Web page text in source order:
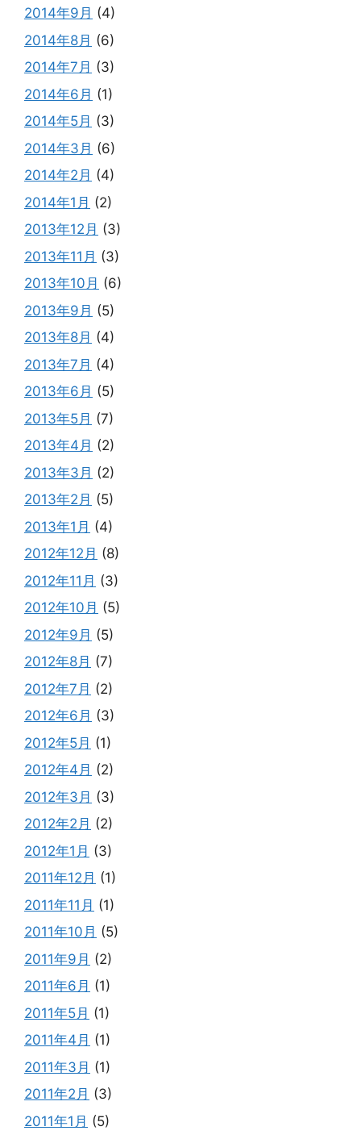
2014年9月 (4)
2014年8月 (6)
2014年7月 (3)
2014年6月 (1)
2014年5月 (3)
2014年3月 (6)
2014年2月 (4)
2014年1月 (2)
2013年12月 (3)
2013年11月 (3)
2013年10月 (6)
2013年9月 (5)
2013年8月 (4)
2013年7月 (4)
2013年6月 (5)
2013年5月 (7)
2013年4月 (2)
2013年3月 (2)
2013年2月 (5)
2013年1月 (4)
2012年12月 (8)
2012年11月 (3)
2012年10月 (5)
2012年9月 (5)
2012年8月 (7)
2012年7月 (2)
2012年6月 (3)
2012年5月 (1)
2012年4月 (2)
2012年3月 (3)
2012年2月 (2)
2012年1月 (3)
2011年12月 (1)
2011年11月 (1)
2011年10月 (5)
2011年9月 (2)
2011年6月 (1)
2011年5月 (1)
2011年4月 (1)
2011年3月 (1)
2011年2月 (3)
2011年1月 (5)